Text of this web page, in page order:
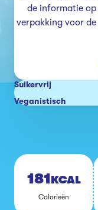
de informatie
verpakking voor
Suikervrij
Veganistisch
181 KCAL
Ca­lo­rie­ën